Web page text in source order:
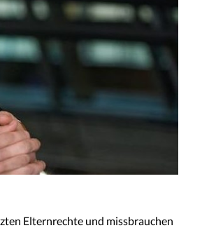
Elternrechte und missbrauchen